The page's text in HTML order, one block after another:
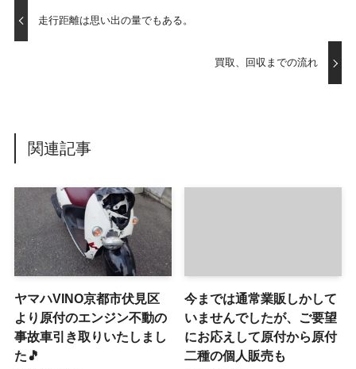
走行距離は思い出の量でもある。
買取、回収までの流れ
関連記事
ヤマハVINO京都市伏見区
より原付のエンジン不動の
事故車引き取りいたしまし
た🎵
今までは通常業販しかして
いませんでしたが、ご要望
にお応えして原付から原付
二種の個人販売も